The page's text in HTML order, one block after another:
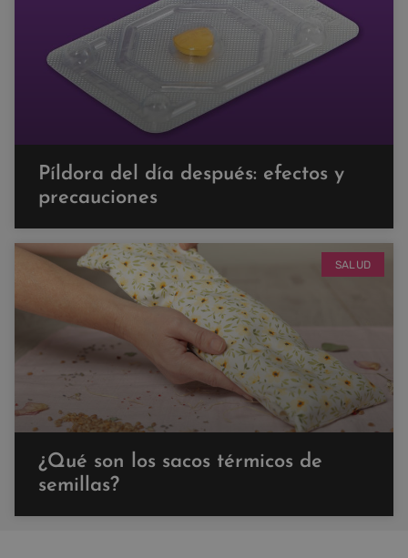
Píldora del día después: efectos y
precauciones
SALUD
¿Qué son los sacos térmicos de
semillas?